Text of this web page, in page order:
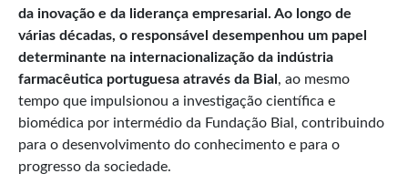
da inovação e da liderança empresarial. Ao longo de
várias décadas, o responsável desempenhou um papel
determinante na internacionalização da indústria
farmacêutica portuguesa através da Bial , ao mesmo
tempo que impulsionou a investigação científica e
biomédica por intermédio da Fundação Bial, contribuindo
para o desenvolvimento do conhecimento e para o
progresso da sociedade.